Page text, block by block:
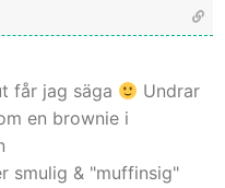
får jag säga
Undrar
en brownie i
smulig & "muffinsig"